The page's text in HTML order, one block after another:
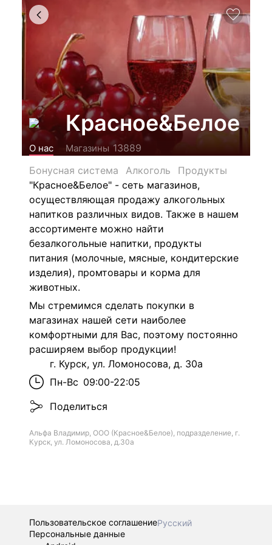
Красное&Белое
О нас Магазины 13889
Бонусная система
Алкоголь
Продукты
"Красное&Белое" - сеть магазинов,
осуществляющая продажу алкогольных
напитков различных видов. Также в нашем
ассортименте можно найти
безалкогольные напитки, продукты
питания (молочные, мясные, кондитерские
изделия), промтовары и корма для
животных.
Мы стремимся сделать покупки в
магазинах нашей сети наиболее
комфортными для Вас, поэтому постоянно
расширяем выбор продукции!
г. Курск, ул. Ломоносова, д. 30а
Пн-Вс 09:00-22:05
Поделиться
Альфа Владимир, ООО (Красное&Белое), подразделение, г.
Курск, ул. Ломоносова, д.30а
Пользовательское соглашениеРусский
Персональные данные